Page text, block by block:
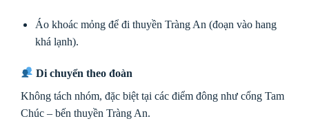
Áo khoác mỏng để đi thuyền Tràng An (đoạn vào hang
khá lạnh).
Di chuyển theo đoàn
Không tách nhóm, đặc biệt tại các điểm đông như cổng Tam
Chúc – bến thuyền Tràng An.